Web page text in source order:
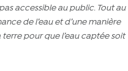
accessible au public. Tout au
de l’eau et d’une manière
pour que l’eau captée soit